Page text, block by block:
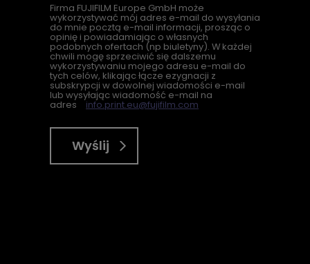
Firma FUJIFILM Europe GmbH może
wykorzystywać mój adres e-mail do wysyłania
do mnie pocztą e-mail informacji, prosząc o
opinię i powiadamiając o własnych
podobnych ofertach (np biuletyny). W każdej
chwili mogę sprzeciwić się dalszemu
wykorzystywaniu mojego adresu e-mail do
tych celów, klikając łącze ezygnacji z
subskrypcji w dowolnej wiadomości e-mail
lub wysyłając wiadomość e-mail na
adres info.print.eu@fujifilm.com
Wyślij